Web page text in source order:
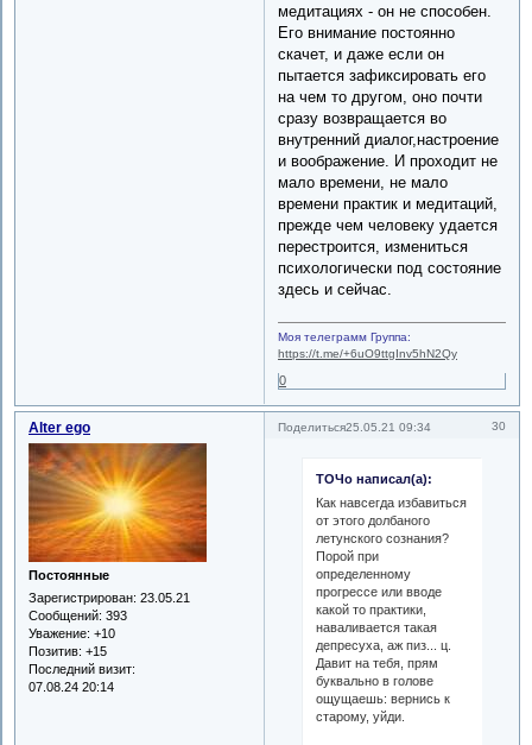
медитациях - он не способен.
Его внимание постоянно
скачет, и даже если он
пытается зафиксировать его
на чем то другом, оно почти
сразу возвращается во
внутренний диалог,настроение
и воображение. И проходит не
мало времени, не мало
времени практик и медитаций,
прежде чем человеку удается
перестроится, измениться
психологически под состояние
здесь и сейчас.
Моя телеграмм Группа:
https://t.me/+6uO9ttgInv5hN2Qy
0
Поделиться 30
25.05.21 09:34
Alter ego
Постоянные
Зарегистрирован: 23.05.21
Сообщений: 393
Уважение: +10
Позитив: +15
Последний визит:
07.08.24 20:14
ТОЧо написал(а):
Как навсегда избавиться
от этого долбаного
летунского сознания?
Порой при
определенному
прогрессе или вводе
какой то практики,
наваливается такая
депресуха, аж пиз... ц.
Давит на тебя, прям
буквально в голове
ощущаешь: вернись к
старому, уйди.